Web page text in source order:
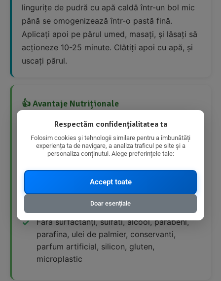
lingurițe de pudră cu apă caldă într-un bol mic
până se omogenizează într-o pastă fină.
Aplicați apoi pe părul umed, masați, și lăsați să
acționeze 10-25 minute. Clătiți apoi cu apă, și
uscați părul.
👍 Avantaje Nutriționale
Produs 100% natural
Organic
Fără surfactanți, sulfati, alcool, parabeni,
parafina, ulei de palmier, conservanti,
parfum artificial, silicon, gluten,
microplastic
Respectăm confidențialitatea ta
Folosim cookies și tehnologii similare pentru a îmbunătăți
experiența ta de navigare, a analiza traficul pe site și a
personaliza conținutul. Alege preferințele tale:
Accept toate
Doar esențiale